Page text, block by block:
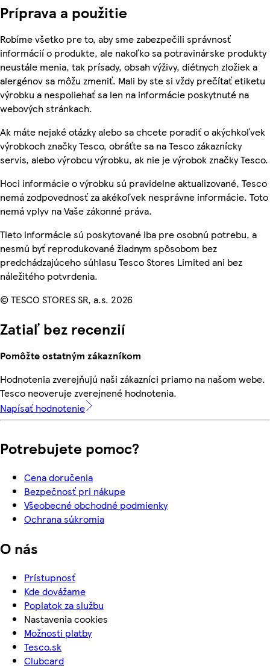
Príprava a použitie
Robíme všetko pre to, aby sme zabezpečili správnosť
informácií o produkte, ale nakoľko sa potravinárske produkty
neustále menia, tak prísady, obsah výživy, diétnych zložiek a
alergénov sa môžu zmeniť. Mali by ste si vždy prečítať etiketu
výrobku a nespoliehať sa len na informácie poskytnuté na
webových stránkach.
Ak máte nejaké otázky alebo sa chcete poradiť o akýchkoľvek
výrobkoch značky Tesco, obráťte sa na Tesco zákaznícky
servis, alebo výrobcu výrobku, ak nie je výrobok značky Tesco.
Hoci informácie o výrobku sú pravidelne aktualizované, Tesco
nemá zodpovednosť za akékoľvek nesprávne informácie. Toto
nemá vplyv na Vaše zákonné práva.
Tieto informácie sú poskytované iba pre osobnú potrebu, a
nesmú byť reprodukované žiadnym spôsobom bez
predchádzajúceho súhlasu Tesco Stores Limited ani bez
náležitého potvrdenia.
© TESCO STORES SR, a.s. 2026
Zatiaľ bez recenzií
Pomôžte ostatným zákazníkom
Hodnotenia zverejňujú naši zákazníci priamo na našom webe.
Tesco neoveruje zverejnené hodnotenia.
Napísať hodnotenie
Potrebujete pomoc?
Cena doručenia
Bezpečnosť pri nákupe
Všeobecné obchodné podmienky
Ochrana súkromia
O nás
Prístupnosť
Kde dovážame
Poplatok za službu
Nastavenia cookies
Možnosti platby
Tesco.sk
Clubcard